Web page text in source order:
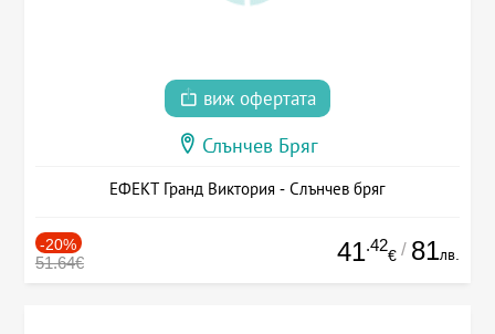
виж офертата
Слънчев Бряг
ЕФЕКТ Гранд Виктория - Слънчев бряг
-20%
51.64€ 41.42
€ / 81лв.